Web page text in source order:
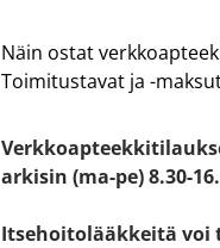
Näin ostat
Toimitustavat ja -
arkisin (ma-pe) 8.30-
Itsehoitolääkkeitä voi